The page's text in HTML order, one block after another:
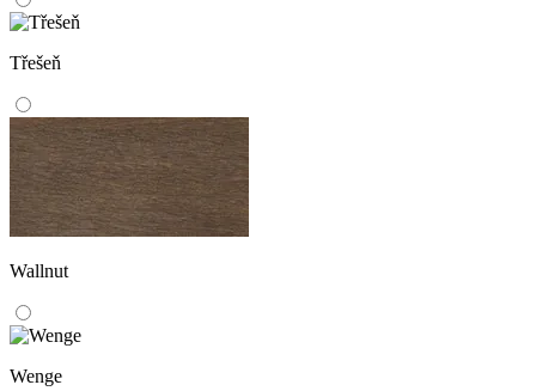
Třešeň
Wallnut
Wenge